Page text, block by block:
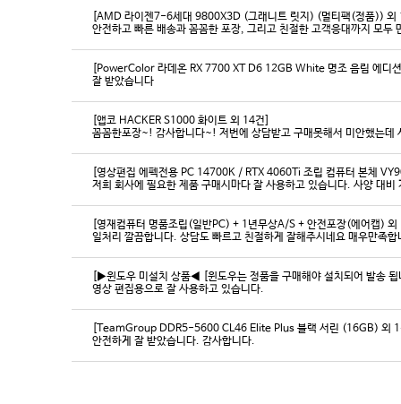
[AMD 라이젠7-6세대 9800X3D (그래니트 릿지) (멀티팩(정품)) 외
[PowerColor 라데온 RX 7700 XT D6 12GB White 명조 음림 에디
잘 받았습니다
[앱코 HACKER S1000 화이트 외 14건]
꼼꼼한포장~! 감사합니다~! 저번에 상담받고 구매못해서 미안했는
[영상편집 에펙전용 PC 14700K / RTX 4060Ti 조립 컴퓨터 본체
[영재컴퓨터 명품조립(일반PC) + 1년무상A/S + 안전포장(에어캡)
일처리 깔끔합니다. 상담도 빠르고 친절하게 잘해주시네요 매우만족
[▶윈도우 미설치 상품◀ [윈도우는 정품을 구매해야 설치되어 발송
영상 편집용으로 잘 사용하고 있습니다.
[TeamGroup DDR5-5600 CL46 Elite Plus 블랙 서린 (16GB) 외
안전하게 잘 받았습니다. 감사합니다.